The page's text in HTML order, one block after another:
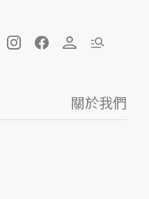
關於我們